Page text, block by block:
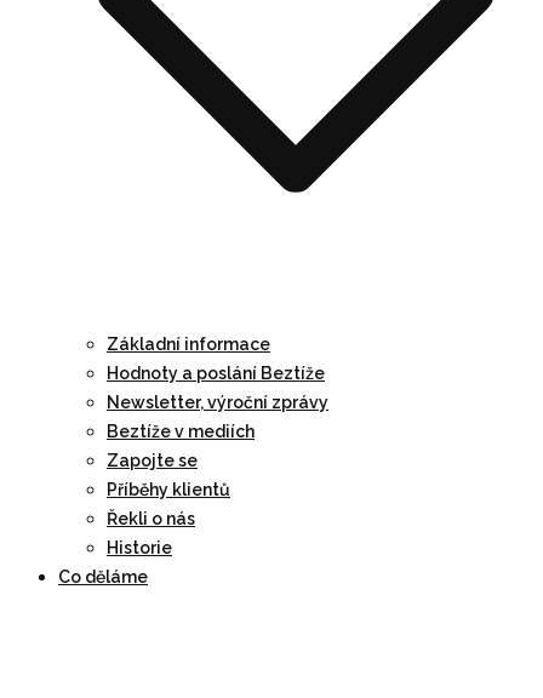
Základní informace
Hodnoty a poslání Beztíže
Newsletter, výroční zprávy
Beztíže v mediích
Zapojte se
Příběhy klientů
Řekli o nás
Historie
Co děláme